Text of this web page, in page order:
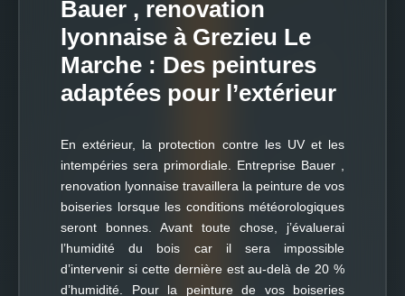
Bauer , renovation
lyonnaise à Grezieu Le
Marche : Des peintures
adaptées pour l’extérieur
En extérieur, la protection contre les UV et les
intempéries sera primordiale. Entreprise Bauer ,
renovation lyonnaise travaillera la peinture de vos
boiseries lorsque les conditions météorologiques
seront bonnes. Avant toute chose, j’évaluerai
l’humidité du bois car il sera impossible
d’intervenir si cette dernière est au-delà de 20 %
d’humidité. Pour la peinture de vos boiseries